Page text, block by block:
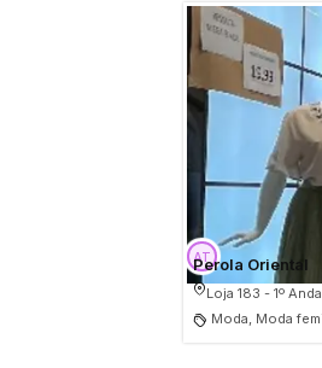
Perola Oriental
Loja 183 - 1º
Moda, Moda